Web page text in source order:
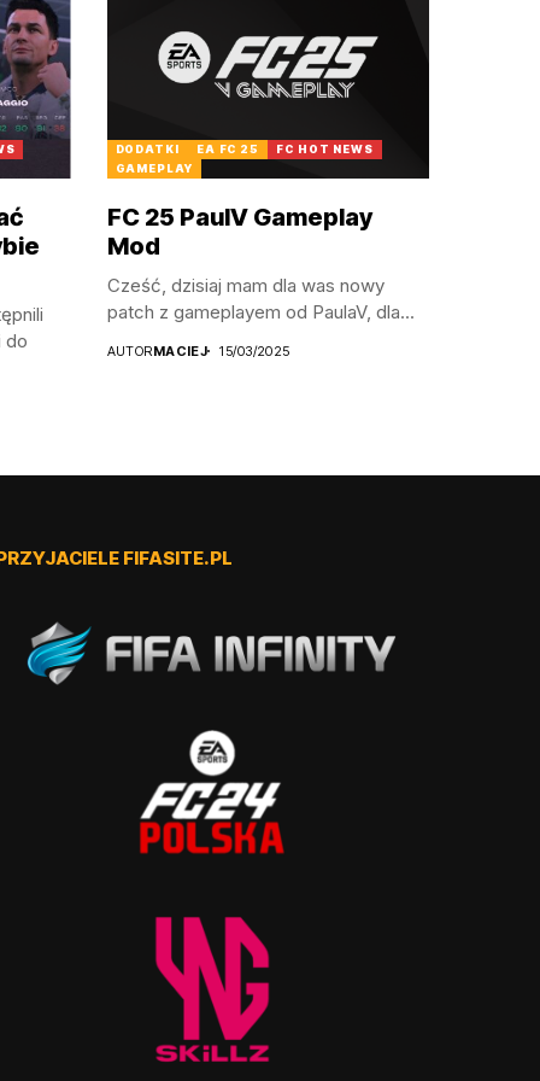
do
DODATKI EA FC 25
FC HOT NEWS
GAMEPLAY
FC 25 PaulV Gameplay
Mod
Cześć, dzisiaj mam dla was nowy
patch z gameplayem od PaulaV, dla...
AUTORMACIEJ 15/03/2025
FIFASITE.PL